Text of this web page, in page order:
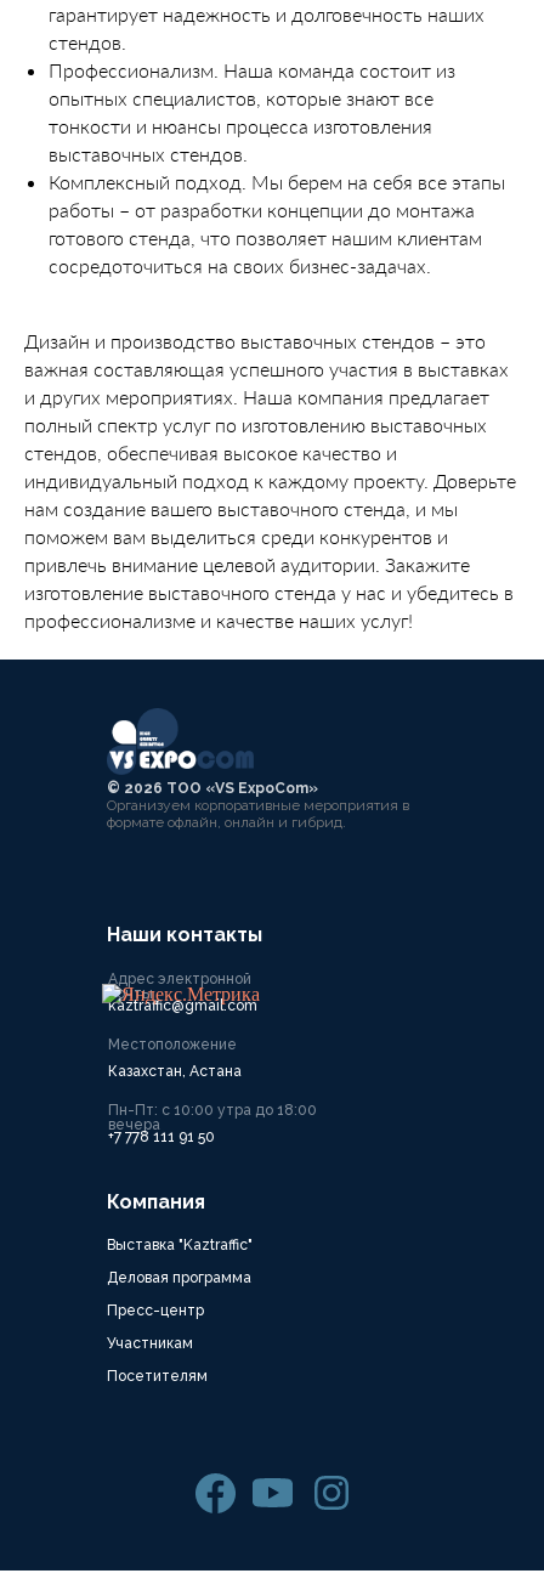
гарантирует надежность и долговечность наших
стендов.
Профессионализм. Наша команда состоит из
опытных специалистов, которые знают все
тонкости и нюансы процесса изготовления
выставочных стендов.
Комплексный подход. Мы берем на себя все этапы
работы – от разработки концепции до монтажа
готового стенда, что позволяет нашим клиентам
сосредоточиться на своих бизнес-задачах.
Дизайн и производство выставочных стендов – это
важная составляющая успешного участия в выставках
и других мероприятиях. Наша компания предлагает
полный спектр услуг по изготовлению выставочных
стендов, обеспечивая высокое качество и
индивидуальный подход к каждому проекту. Доверьте
нам создание вашего выставочного стенда, и мы
поможем вам выделиться среди конкурентов и
привлечь внимание целевой аудитории. Закажите
изготовление выставочного стенда у нас и убедитесь в
профессионализме и качестве наших услуг!
©️ 2026 ТОО «VS ExpoCom»
Организуем корпоративные мероприятия в
формате офлайн, онлайн и гибрид.
Наши контакты
Адрес электронной
почты
kaztraffic@gmail.com
Местоположение
Казахстан, Астана
Пн-Пт: с 10:00 утра до 18:00
вечера
+7 778 111 91 50
Компания
Выставка "Kaztraffic"
Деловая программа
Пресс-центр
Участникам
Посетителям